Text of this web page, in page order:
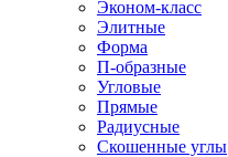
Эконом-класс
Элитные
Форма
П-образные
Угловые
Прямые
Радиусные
Скошенные углы